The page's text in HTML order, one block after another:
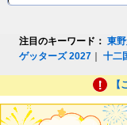
注目のキーワード： 東
ゲッターズ 2027 ｜十二